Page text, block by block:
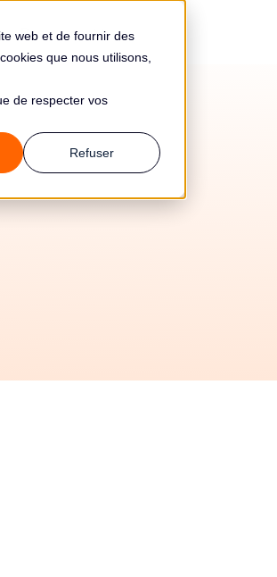
web et de fournir des
que nous utilisons,
de respecter vos
Refuser
Ressources
Mae West
S.l.